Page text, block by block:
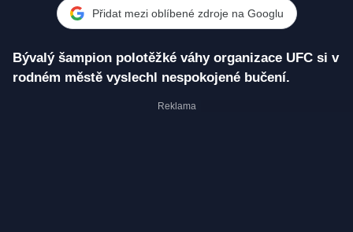
Přidat mezi oblíbené zdroje na Googlu
Bývalý šampion polotěžké váhy organizace UFC si v
rodném městě vyslechl nespokojené bučení.